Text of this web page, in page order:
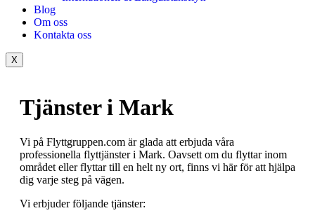
Blog
Om oss
Kontakta oss
X
Tjänster i Mark
Vi på Flyttgruppen.com är glada att erbjuda våra
professionella flyttjänster i Mark. Oavsett om du flyttar inom
området eller flyttar till en helt ny ort, finns vi här för att hjälpa
dig varje steg på vägen.
Vi erbjuder följande tjänster: